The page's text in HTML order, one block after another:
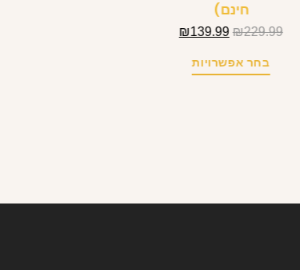
חינם)
₪229.99
₪139.99
בחר אפשרויות